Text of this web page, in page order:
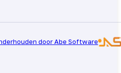
door Abe Software